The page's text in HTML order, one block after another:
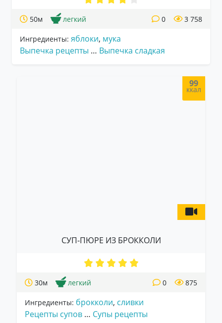
50м легкий 3 758
0
Ингредиенты: яблоки, мука
Выпечка рецепты … Выпечка сладкая
99
ккал
СУП-ПЮРЕ ИЗ БРОККОЛИ
30м легкий 875
0
Ингредиенты: брокколи, сливки
Рецепты супов … Супы рецепты